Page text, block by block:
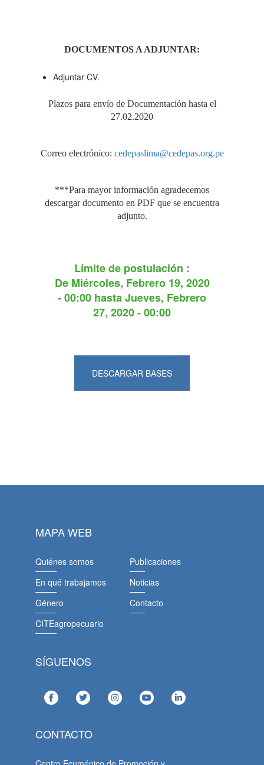
DOCUMENTOS A ADJUNTAR:
Adjuntar CV.
Plazos para envío de Documentación hasta el
27.02.2020
Correo electrónico: cedepaslima@cedepas.org.pe
***Para mayor información agradecemos
descargar documento en PDF que se encuentra
adjunto.
Límite de postulación :
De Miércoles, Febrero 19, 2020
- 00:00 hastaJueves, Febrero
27, 2020 - 00:00
DESCARGAR BASES
MAPA WEB
Quiénes somos
En qué trabajamos
Género
CITEagropecuario
Publicaciones
Noticias
Contacto
SÍGUENOS
CONTACTO